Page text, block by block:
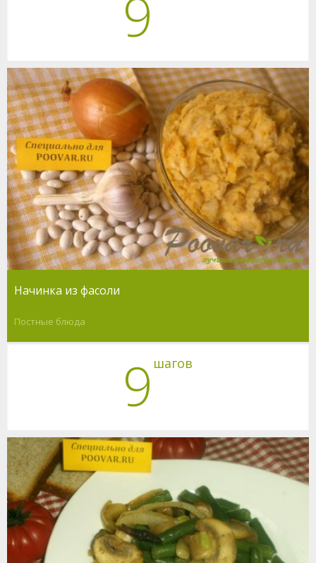
9
Начинка из фасоли
Постные блюда
9 шагов